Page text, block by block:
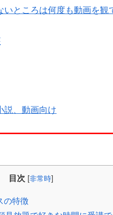
ところは何度も動画を観
説、動画向け
目次 [非常時]
の特徴